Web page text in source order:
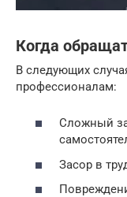
Когда
В следующих
профессионалам:
Сложный
Засор в